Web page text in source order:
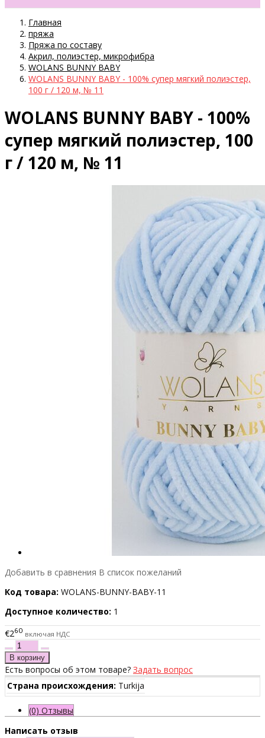
Главная
пряжа
Пряжа по составу
Акрил, полиэстер, микрофибра
WOLANS BUNNY BABY
WOLANS BUNNY BABY - 100% супер мягкий полиэстер,
100 г / 120 м, № 11
WOLANS BUNNY BABY - 100%
супер мягкий полиэстер, 100
г / 120 м, № 11
Добавить в сравнения В список пожеланий
Код товара: WOLANS-BUNNY-BABY-11
Доступное количество: 1
€260 включая НДС
Есть вопросы об этом товаре? Задать вопрос
Страна происхождения: Turkija
(0) Отзывы
Написать отзыв